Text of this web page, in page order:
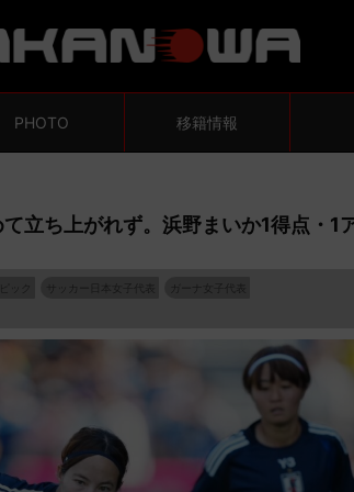
PHOTO 移籍情報
立ち上がれず。浜野まいか1得点・1